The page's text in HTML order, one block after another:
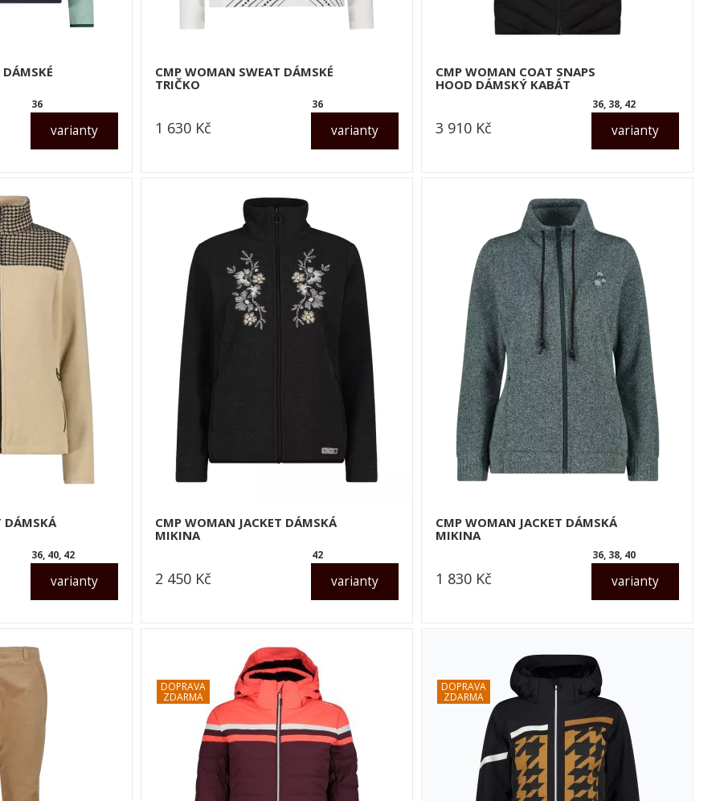
varianty
36
CMP WOMAN SWEAT DÁMSKÉ
TRIČKO
varianty
36
1 630 Kč
CMP WOMAN COAT SNAPS
HOOD DÁMSKÝ KABÁT
varianty
36, 38, 42
3 910 Kč
DÁMSKÁ
varianty
36, 40, 42
CMP WOMAN JACKET DÁMSKÁ
MIKINA
varianty
42
2 450 Kč
CMP WOMAN JACKET DÁMSKÁ
MIKINA
varianty
36, 38, 40
1 830 Kč